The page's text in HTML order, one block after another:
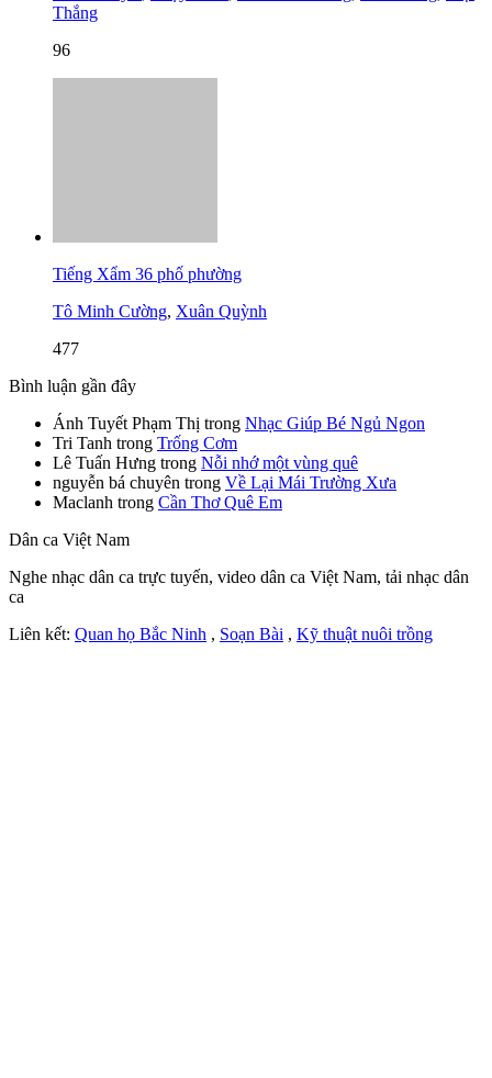
Thắng
96
Tiếng Xẩm 36 phố phường
Tô Minh Cường, Xuân Quỳnh
477
Bình luận gần đây
Ánh Tuyết Phạm Thị trong Nhạc Giúp Bé Ngủ Ngon
Tri Tanh trong Trống Cơm
Lê Tuấn Hưng trong Nỗi nhớ một vùng quê
nguyễn bá chuyên trong Về Lại Mái Trường Xưa
Maclanh trong Cần Thơ Quê Em
Dân ca Việt Nam
Nghe nhạc dân ca trực tuyến, video dân ca Việt Nam, tải nhạc dân
ca
Liên kết: Quan họ Bắc Ninh , Soạn Bài , Kỹ thuật nuôi trồng